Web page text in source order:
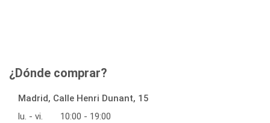
¿Dónde comprar?
Madrid, Calle Henri Dunant, 15
lu. - vi.
10:00 - 19:00